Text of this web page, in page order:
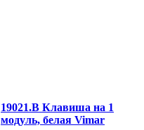
19021.B Клавиша на 1
модуль, белая Vimar